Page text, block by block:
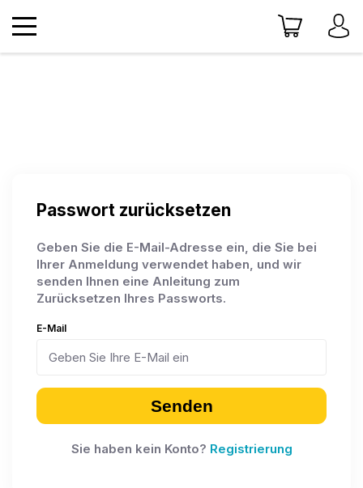
Passwort zurücksetzen
Geben Sie die E-Mail-Adresse ein, die Sie bei
Ihrer Anmeldung verwendet haben, und wir
senden Ihnen eine Anleitung zum
Zurücksetzen Ihres Passworts.
E-Mail
Senden
Sie haben kein Konto? Registrierung